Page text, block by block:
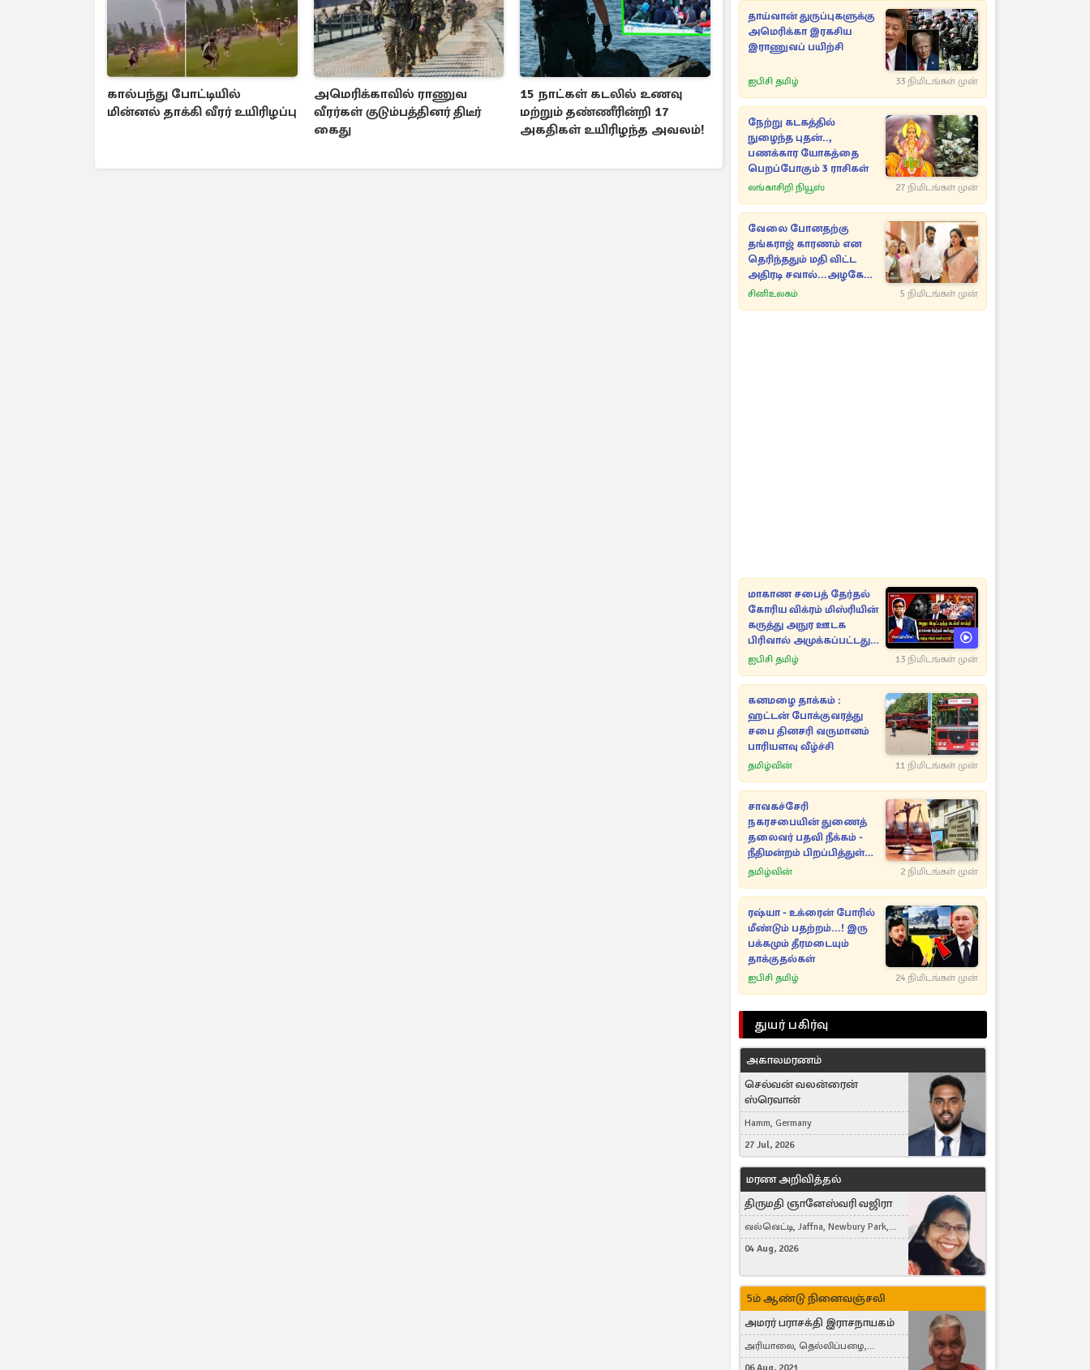
கால்பந்து போட்டியில்
மின்னல் தாக்கி வீரர் உயிரிழப்பு
அமெரிக்காவில் ராணுவ
வீரர்கள் குடும்பத்தினர் திடீர்
கைது
15 நாட்கள் கடலில் உணவு
மற்றும் தண்ணீரின்றி 17
அகதிகள் உயிரிழந்த அவலம்!
தாய்வான் துருப்புகளுக்கு
அமெரிக்கா இரகசிய
இராணுவப் பயிற்சி
ஐபிசி தமிழ் 33 நிமிடங்கள் முன்
நேற்று கடகத்தில்
நுழைந்த புதன்..,
பணக்கார யோகத்தை
பெறப்போகும் 3 ராசிகள்
லங்காசிறி நியூஸ் 27 நிமிடங்கள் முன்
வேலை போனதற்கு
தங்கராஜ் காரணம் என
தெரிந்ததும் மதி விட்ட
அதிரடி சவால்...அழகே
அழகு
சினிஉலகம் 5 நிமிடங்கள் முன்
மாகாண சபைத் தேர்தல்
கோரிய விக்ரம் மிஸ்ரியின்
கருத்து அநுர ஊடக
பிரிவால் அமுக்கப்பட்டது
ஏன்...!
ஐபிசி தமிழ் 13 நிமிடங்கள் முன்
கனமழை தாக்கம் :
ஹட்டன் போக்குவரத்து
சபை தினசரி வருமானம்
பாரியளவு வீழ்ச்சி
தமிழ்வின் 11 நிமிடங்கள் முன்
சாவகச்சேரி
நகரசபையின் துணைத்
தலைவர் பதவி நீக்கம் -
நீதிமன்றம் பிறப்பித்துள்ள
உத்தரவு..!
தமிழ்வின் 2 நிமிடங்கள் முன்
ரஷ்யா - உக்ரைன் போரில்
மீண்டும் பதற்றம்...! இரு
பக்கமும் தீரமடையும்
தாக்குதல்கள்
ஐபிசி தமிழ் 24 நிமிடங்கள் முன்
துயர் பகிர்வு
அகாலமரணம்
செல்வன் வலன்ரைன்
ஸ்ரெவான்
Hamm, Germany
27 Jul, 2026
மரண அறிவித்தல்
திருமதி ஞானேஸ்வரி வஜிரா
வல்வெட்டி, Jaffna, Newbury Park,
United Kingdom
04 Aug, 2026
5ம் ஆண்டு நினைவஞ்சலி
அமரர் பராசக்தி இராசநாயகம்
அரியாலை, தெல்லிப்பழை,
Montreal, Canada